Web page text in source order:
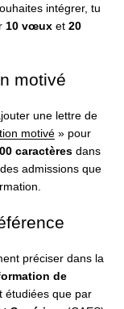
intégrer, tu
10 vœux et20
motivé
une lettre de
motivé » pour
caractères dans
admissions que
préciser dans la
de
étudiées que par